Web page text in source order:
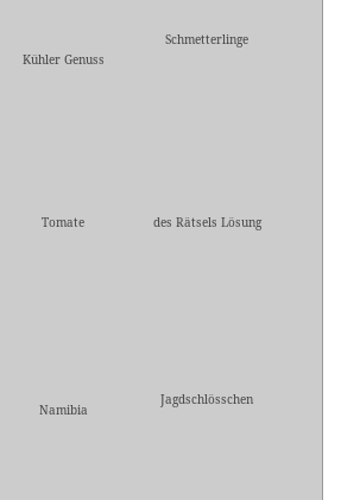
Kühler Genuss
Schmetterlinge
Tomate des Rätsels Lösung
Namibia
Jagdschlösschen